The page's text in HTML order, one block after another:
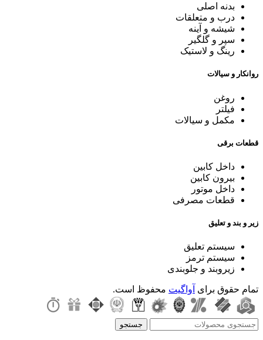
بدنه اصلی
درب و متعلقات
شیشه و آینه
سپر و گلگیر
رینگ و لاستیک
روانکار و سیالات
روغن
فیلتر
مکمل و سیالات
قطعات برقی
داخل کابین
بیرون کابین
داخل موتور
قطعات مصرفی
زیر و بند و تعلیق
سیستم تعلیق
سیستم ترمز
زیروبند و جلوبندی
تمام حقوق برای آواگیت محفوظ است.
جستجو